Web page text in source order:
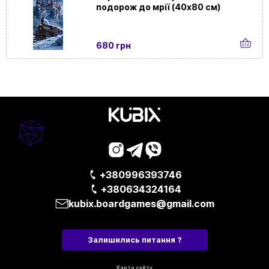
подорож до мрії (40х80 см)
680 грн
+380996393746
+380634324164
kubix.boardgames@gmail.com
Залишились питання ?
Карта сайту